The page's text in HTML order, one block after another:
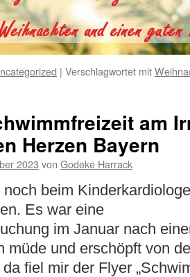
| Verschlagwortet mit
am
Herzen Bayern
2023 von Godeke Harrack
beim
Es war eine
im Januar nach
müde und erschöpft von
fiel mir der Flyer